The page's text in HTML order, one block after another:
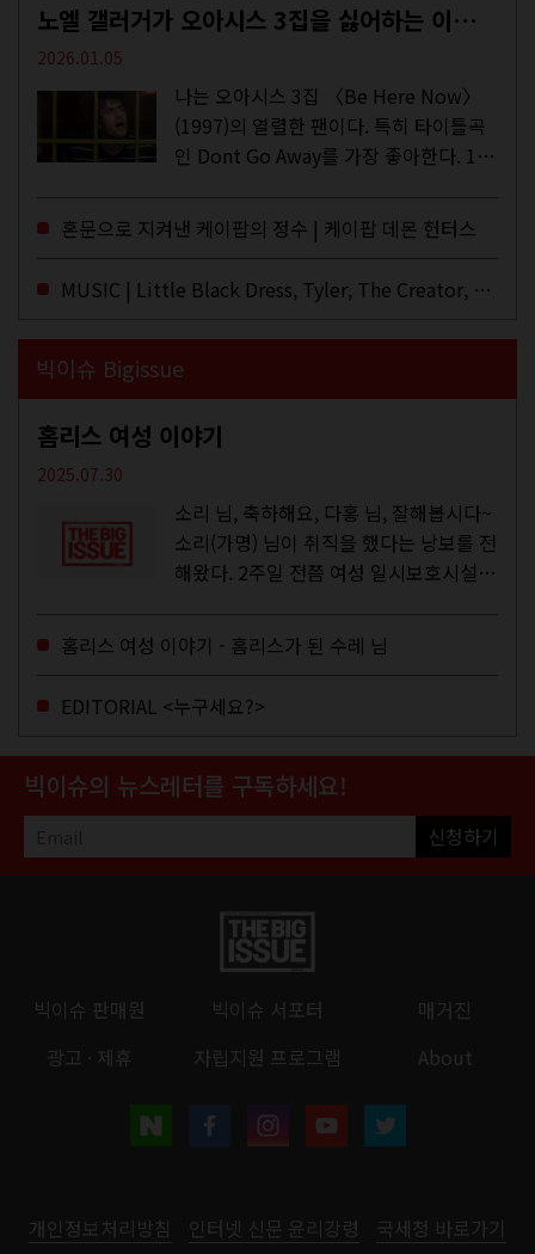
노엘 갤러거가 오아시스 3집을 싫어하는 이유 | DEFINITELY MAYBE, AGAIN
2026.01.05
나는 오아시스 3집 〈Be Here Now〉
(1997)의 열렬한 팬이다. 특히 타이틀곡
인 Dont Go Away를 가장 좋아한다. 15
이브·데모·부틀렉을 합쳐 3만 번 이상은
듣지 않았나 싶다. 이토록...
혼문으로 지켜낸 케이팝의 정수 | 케이팝 데몬 헌터스
MUSIC | Little Black Dress, Tyler, The Creator, Essie Jain
빅이슈 Bigissue
홈리스 여성 이야기
2025.07.30
소리 님, 축하해요, 다홍 님, 잘해봅시다~
소리(가명) 님이 취직을 했다는 낭보를 전
해왔다. 2주일 전쯤 여성 일시보호시설에
고, 저 오늘이 마지막이에요, 이렇게 인사
를 하고 가셨던...
홈리스 여성 이야기 - 홈리스가 된 수레 님
EDITORIAL <누구세요?>
빅이슈의 뉴스레터를 구독하세요!
신청하기
빅이슈 판매원 빅이슈 서포터
매거진
광고 · 제휴
자립지원 프로그램 About
개인정보처리방침 인터넷 신문 윤리강령 국세청 바로가기